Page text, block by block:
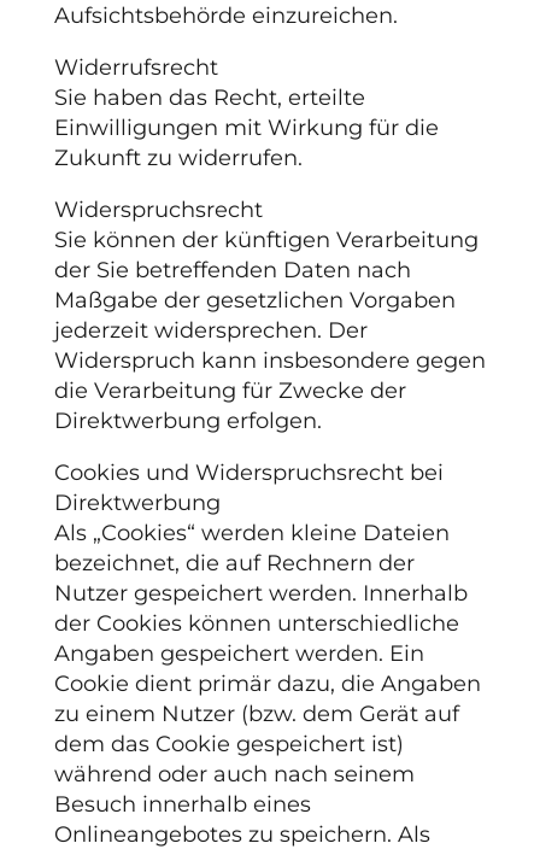
Aufsichtsbehörde einzureichen.
Widerrufsrecht
Sie haben das Recht, erteilte
Einwilligungen mit Wirkung für die
Zukunft zu widerrufen.
Widerspruchsrecht
Sie können der künftigen Verarbeitung
der Sie betreffenden Daten nach
Maßgabe der gesetzlichen Vorgaben
jederzeit widersprechen. Der
Widerspruch kann insbesondere gegen
die Verarbeitung für Zwecke der
Direktwerbung erfolgen.
Cookies und Widerspruchsrecht bei
Direktwerbung
Als „Cookies“ werden kleine Dateien
bezeichnet, die auf Rechnern der
Nutzer gespeichert werden. Innerhalb
der Cookies können unterschiedliche
Angaben gespeichert werden. Ein
Cookie dient primär dazu, die Angaben
zu einem Nutzer (bzw. dem Gerät auf
dem das Cookie gespeichert ist)
während oder auch nach seinem
Besuch innerhalb eines
Onlineangebotes zu speichern. Als